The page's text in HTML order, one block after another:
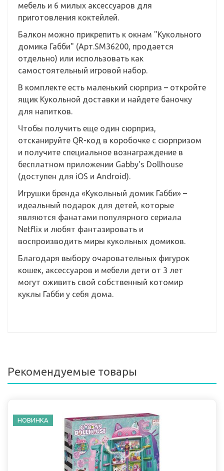
мебель и 6 милых аксессуаров для
приготовления коктейлей.
Балкон можно прикрепить к окнам "Кукольного
домика Габби" (Арт.SM36200, продается
отдельно) или использовать как
самостоятельный игровой набор.
В комплекте есть маленький сюрприз – откройте
ящик Кукольной доставки и найдете баночку
для напитков.
Чтобы получить еще один сюрприз,
отсканируйте QR-код в коробочке с сюрпризом
и получите специальное вознаграждение в
бесплатном приложении Gabby's Dollhouse
(доступен для iOS и Android).
Игрушки бренда «Кукольный домик Габби» –
идеальный подарок для детей, которые
являются фанатами популярного сериала
Netflix и любят фантазировать и
воспроизводить миры кукольных домиков.
Благодаря выбору очаровательных фигурок
кошек, аксессуаров и мебели дети от 3 лет
могут оживить свой собственный котомир
куклы Габби у себя дома.
Рекомендуемые товары
НОВИНКА